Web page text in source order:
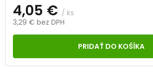
4,05 € / ks
3,29 € bez DPH
Jednotková
PRIDAŤ DO KOŠÍKA